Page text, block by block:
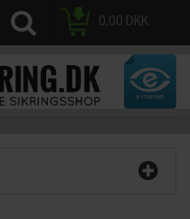
0,00 DKK